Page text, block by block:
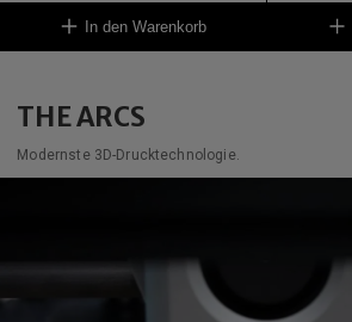
In den Warenkorb
THE ARCS
Modernste 3D-Drucktechnologie.